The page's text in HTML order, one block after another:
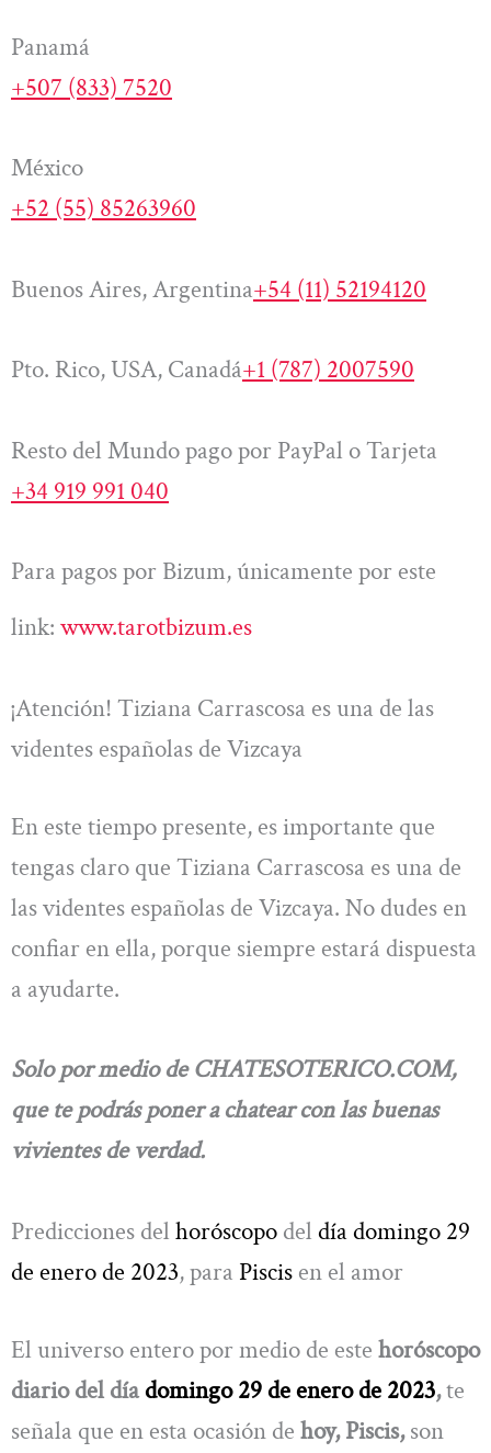
Panamá
+507 (833) 7520
México
+52 (55) 85263960
Buenos Aires, Argentina+54 (11) 52194120
Pto. Rico, USA, Canadá+1 (787) 2007590
Resto del Mundo pago por PayPal o Tarjeta
+34 919 991 040
Para pagos por Bizum, únicamente por este
link: www.tarotbizum.es
¡Atención! Tiziana Carrascosa es una de las
videntes españolas de Vizcaya
En este tiempo presente, es importante que
tengas claro que Tiziana Carrascosa es una de
las videntes españolas de Vizcaya. No dudes en
confiar en ella, porque siempre estará dispuesta
a ayudarte.
Solo por medio de CHATESOTERICO.COM,
que te podrás poner a chatear con las buenas
vivientes de verdad.
Predicciones del horóscopo del día domingo 29
de enero de 2023, para Piscis en el amor
El universo entero por medio de este horóscopo
diario del díadomingo 29 de enero de 2023,te
señala que en esta ocasión de hoy, Piscis,son